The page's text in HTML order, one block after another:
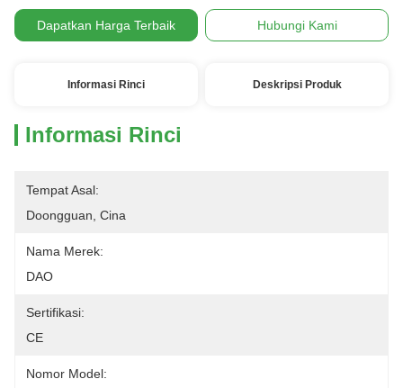
Dapatkan Harga Terbaik Hubungi Kami
Informasi Rinci Deskripsi Produk
Informasi Rinci
Tempat Asal:
Doongguan, Cina
Nama Merek:
DAO
Sertifikasi:
CE
Nomor Model: